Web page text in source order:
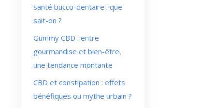
santé bucco-dentaire : que
sait-on ?
Gummy CBD : entre
gourmandise et bien-être,
une tendance montante
CBD et constipation : effets
bénéfiques ou mythe urbain ?